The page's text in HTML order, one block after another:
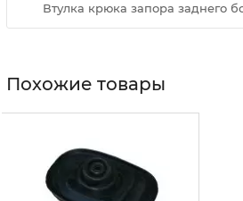
Втулка крюка запора заднего
Похожие товары